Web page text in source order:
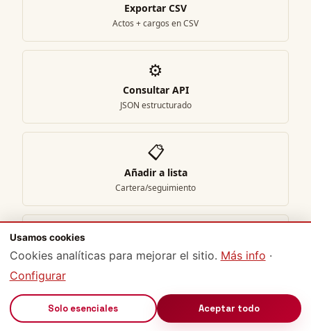
Exportar CSV
Actos + cargos en CSV
⚙️
Consultar API
JSON estructurado
📋
Añadir a lista
Cartera/seguimiento
Generar informe
Política de uso: La API es gratuita para uso responsable (200
req/día por IP). Para uso comercial intensivo, ver
Usamos cookies
Cookies analíticas para mejorar el sitio. Más info ·
Configurar
Solo esenciales Aceptar todo